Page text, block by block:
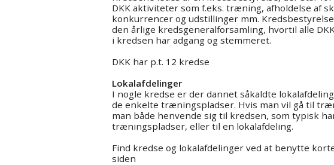
DKK aktiviteter som f.eks. træning, afholdelse af
konkurrencer og udstillinger mm.
den årlige kredsgeneralforsamling, hvortil alle
i kredsen har adgang og stemmeret.
DKK har p.t. 12 kredse
Lokalafdelinger
I nogle kredse er der dannet såkaldte
de enkelte træningspladser. Hvis man vil gå til
man både henvende sig til kredsen, som typisk
træningspladser, eller til en lokalafdeling.
Find kredse og lokalafdelinger ved at benytte
siden